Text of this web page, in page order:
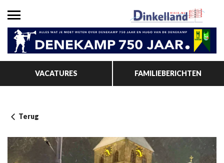
VACATURES FAMILIEBERICHTEN
Terug